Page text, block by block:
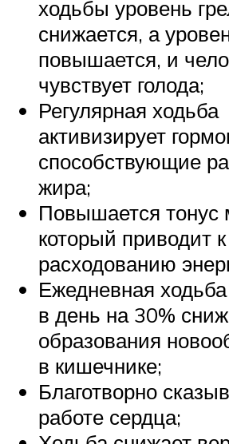
ходьбы уровень
снижается, а
повышается, и
чувствует голода;
Регулярная ходьба
активизирует
способствующие
жира;
Повышается
который приводит
расходованию
Ежедневная
в день на 30%
образования
в кишечнике;
Благотворно
работе сердца;